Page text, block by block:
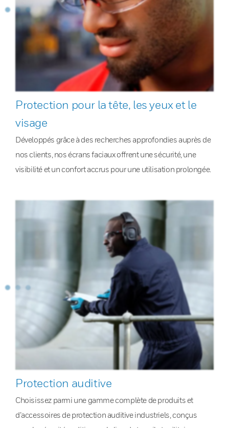
Protection pour la tête, les yeux et le
visage
Développés grâce à des recherches approfondies auprès de
nos clients, nos écrans faciaux offrent une sécurité, une
visibilité et un confort accrus pour une utilisation prolongée.
Protection auditive
Choisissez parmi une gamme complète de produits et
d’accessoires de protection auditive industriels, conçus